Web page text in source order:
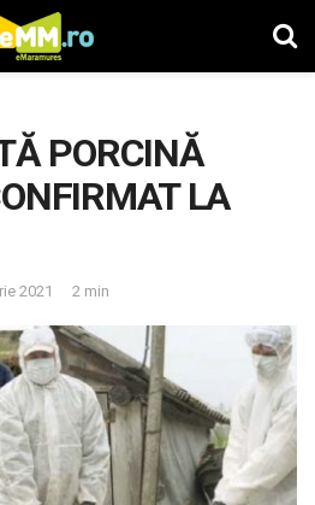
PORCINĂ
LA
2021 2 min